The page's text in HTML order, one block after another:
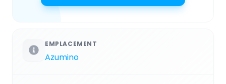
EMPLACEMENT
Azumino